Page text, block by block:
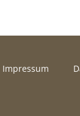
Impressum